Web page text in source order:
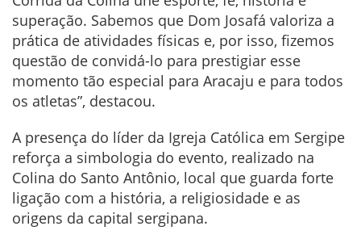
superação. Sabemos que Dom Josafá valoriza a
prática de atividades físicas e, por isso, fizemos
questão de convidá-lo para prestigiar esse
momento tão especial para Aracaju e para todos
os atletas”, destacou.
A presença do líder da Igreja Católica em Sergipe
reforça a simbologia do evento, realizado na
Colina do Santo Antônio, local que guarda forte
ligação com a história, a religiosidade e as
origens da capital sergipana.